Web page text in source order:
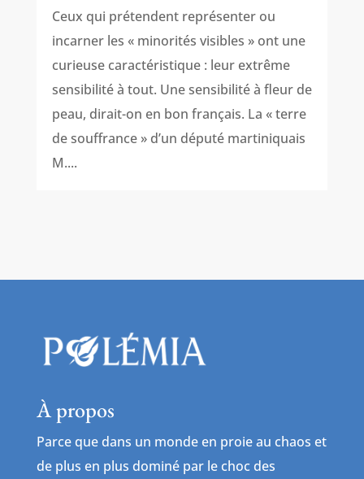
Ceux qui prétendent représenter ou
incarner les « minorités visibles » ont une
curieuse caractéristique : leur extrême
sensibilité à tout. Une sensibilité à fleur de
peau, dirait-on en bon français. La « terre
de souffrance » d’un député martiniquais
M....
À propos
Parce que dans un monde en proie au chaos et
de plus en plus dominé par le choc des